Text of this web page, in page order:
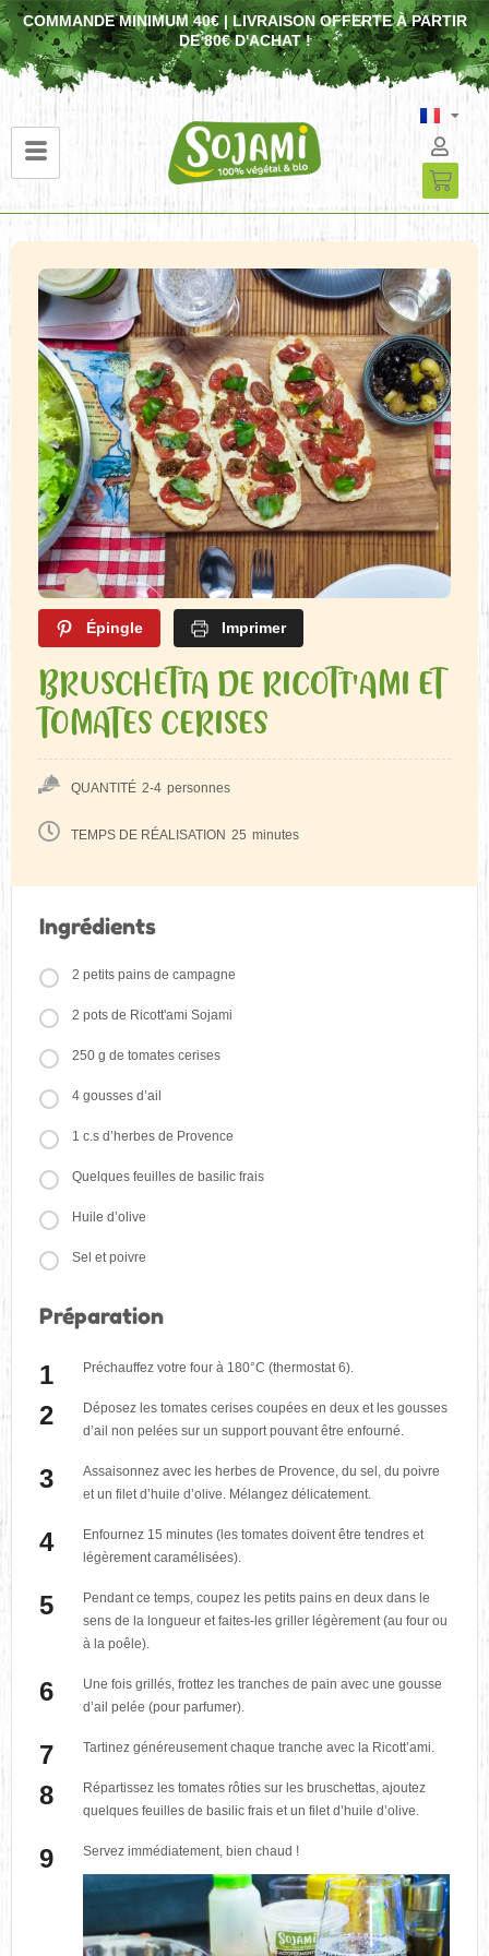
COMMANDE MINIMUM 40€ | LIVRAISON OFFERTE À PARTIR
DE 80€ D'ACHAT !
Épingle Imprimer
BRUSCHETTA DE RICOTT'AMI ET
TOMATES CERISES
QUANTITÉ 2-4 personnes
TEMPS DE RÉALISATION 25 minutes
Ingrédients
2 petits pains de campagne
2 pots de Ricott'ami Sojami
250 g de tomates cerises
4 gousses d’ail
1 c.s d’herbes de Provence
Quelques feuilles de basilic frais
Huile d’olive
Sel et poivre
Préparation
Préchauffez votre four à 180°C (thermostat 6).
Déposez les tomates cerises coupées en deux et les gousses
d’ail non pelées sur un support pouvant être enfourné.
Assaisonnez avec les herbes de Provence, du sel, du poivre
et un filet d’huile d’olive. Mélangez délicatement.
Enfournez 15 minutes (les tomates doivent être tendres et
légèrement caramélisées).
Pendant ce temps, coupez les petits pains en deux dans le
sens de la longueur et faites-les griller légèrement (au four ou
à la poêle).
Une fois grillés, frottez les tranches de pain avec une gousse
d’ail pelée (pour parfumer).
Tartinez généreusement chaque tranche avec la Ricott’ami.
Répartissez les tomates rôties sur les bruschettas, ajoutez
quelques feuilles de basilic frais et un filet d’huile d’olive.
Servez immédiatement, bien chaud !